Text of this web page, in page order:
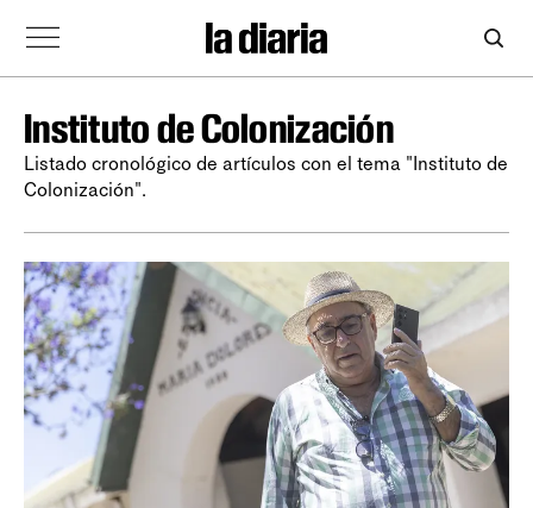
Instituto de Colonización
Listado cronológico de artículos con el tema "Instituto de
Colonización".